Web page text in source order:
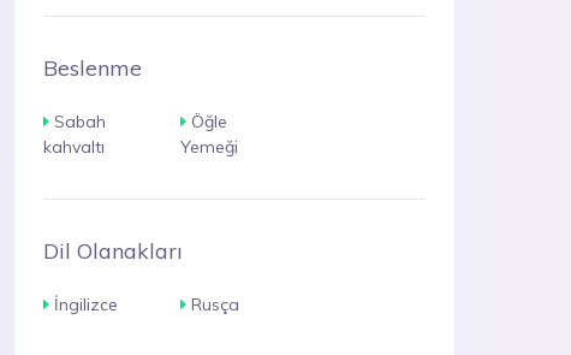
Beslenme
Sabah
kahvaltı
Öğle
Yemeği
Dil Olanakları
İngilizce Rusça